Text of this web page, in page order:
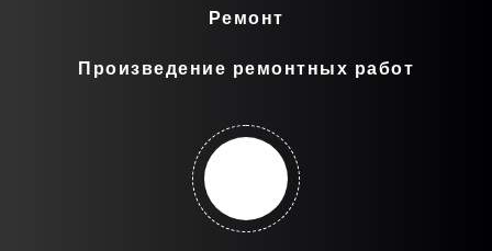
Ремонт
Произведение ремонтных работ